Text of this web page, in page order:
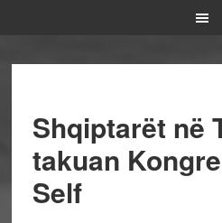
Shqiptarët në
takuan
Self